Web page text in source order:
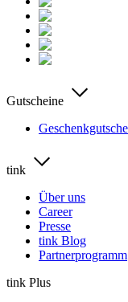
Gutscheine
tink
Über uns
Career
Presse
tink Blog
Partnerprogramm
tink Plus